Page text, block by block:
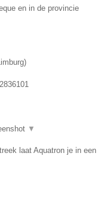
en in de provincie
)
▼
laat Aquatron je in een